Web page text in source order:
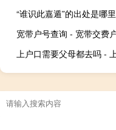
“谁识此嘉遁”的出处是哪里